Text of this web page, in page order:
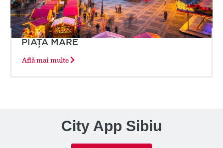
PIAȚA MARE
Află mai multe
City App Sibiu